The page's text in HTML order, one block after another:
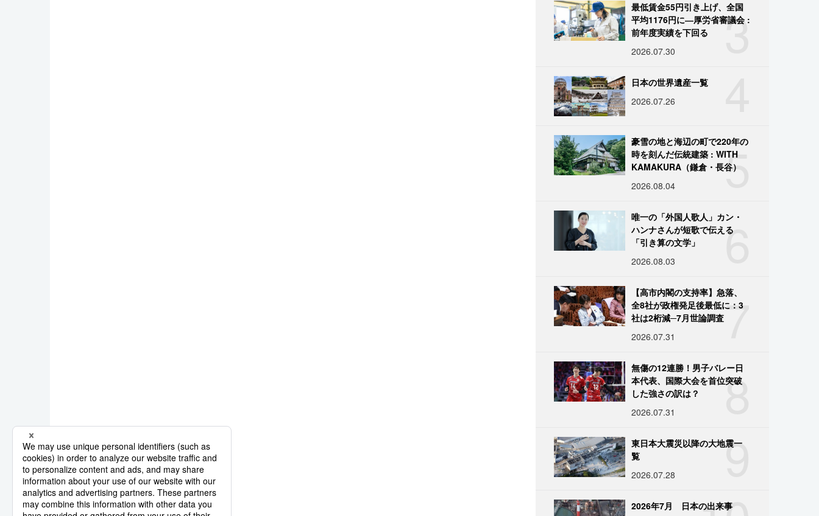
3
最低賃金55円引き上げ、全国
平均1176円に―厚労省審議会 :
前年度実績を下回る
2026.07.30
日本の世界遺産一覧
2026.07.26
5
豪雪の地と海辺の町で220年の
時を刻んだ伝統建築 : WITH
KAMAKURA（鎌倉・長谷）
2026.08.04
6
唯一の「外国人歌人」カン・
ハンナさんが短歌で伝える
「引き算の文学」
2026.08.03
7
【高市内閣の支持率】急落、
全8社が政権発足後最低に：3
社は2桁減─7月世論調査
2026.07.31
8
無傷の12連勝！男子バレー日
本代表、国際大会を首位突破
した強さの訳は？
2026.07.31
9
東日本大震災以降の大地震一
覧
2026.07.28
2026年7月 日本の出来事